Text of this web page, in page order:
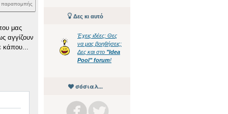
παραπομπής
μας
αγγίζουν
Δες κι αυτό
Έχεις ιδέες; Θες
να μας βοηθήσεις;
Δες και στο "Idea
Pool" forum!
σόσιαλ...